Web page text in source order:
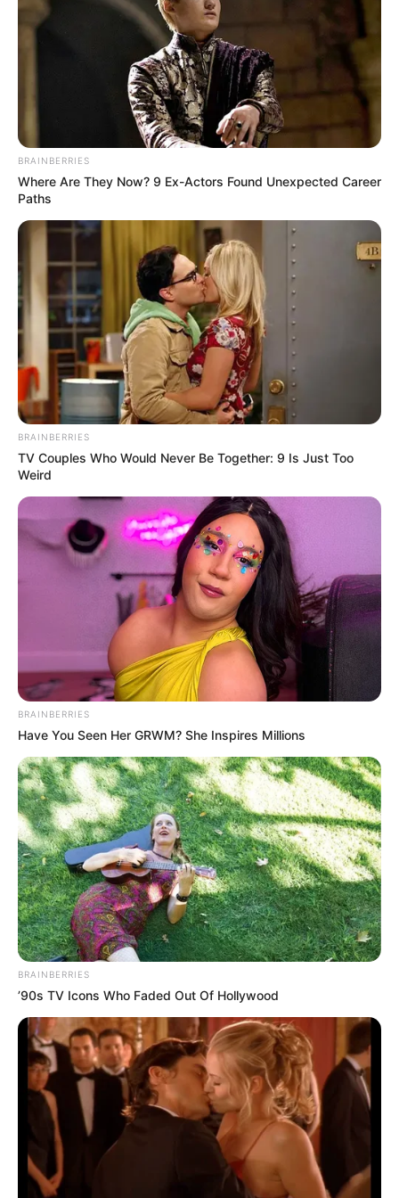
Toalhas de mesa
Pegadores de panela
Capa para botijão de gás
Mas para que todas essas peças sejam um jogo
de cozinha, é importante que as cores combinem
ou que algum detalhe mais marcantes esteja
presente em todas as peças.
Tapetes de crochê
Tapetes em vários formatos podem fazer parte
do seu kit: um pequeno para a área da pia e outro
para a porta ou quem sabe apenas um grande
para ocupar todo o chão?
Tua casa
BRAINBERRIES
Where Are They Now? 9 Ex-Actors Found Unexpected Career
Paths
BRAINBERRIES
TV Couples Who Would Never Be Together: 9 Is Just Too
Weird
BRAINBERRIES
Have You Seen Her GRWM? She Inspires Millions
BRAINBERRIES
’90s TV Icons Who Faded Out Of Hollywood